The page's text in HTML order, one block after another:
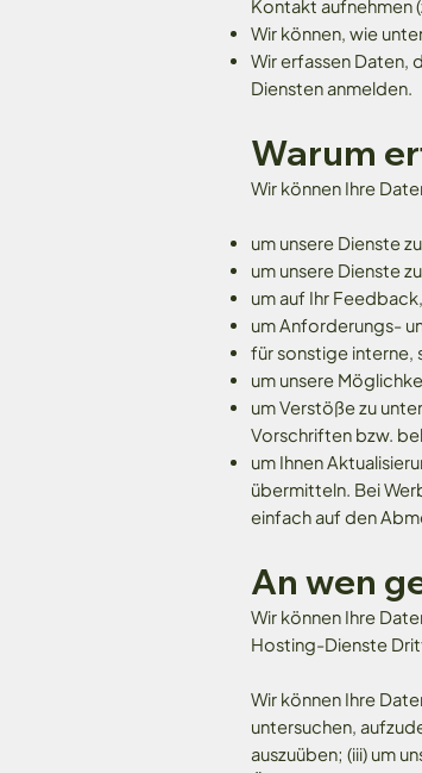
Kontakt aufnehmen
Wir können, wie
Wir erfassen Daten,
Diensten anmelden.
Warum
Wir können Ihre
um unsere Dienste
um unsere Dienste
um auf Ihr
um Anforderungs-
für sonstige interne,
um unsere
um Verstöße zu
Vorschriften bzw.
um Ihnen
übermitteln. Bei
einfach auf den
An wen
Wir können Ihre
Hosting-Dienste
Wir können Ihre
untersuchen,
auszuüben; (iii) um